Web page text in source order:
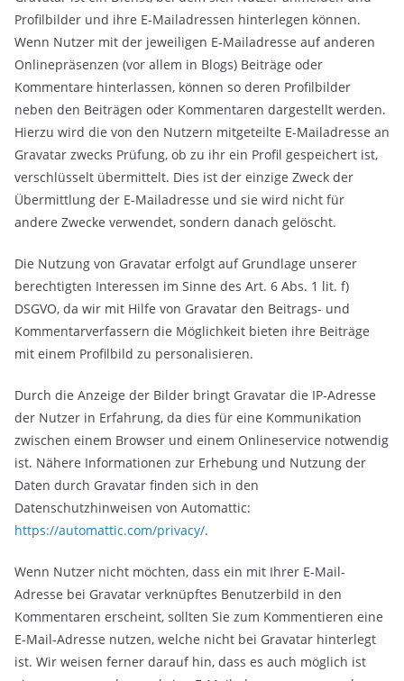
Profilbilder und ihre E-Mailadressen hinterlegen können.
Wenn Nutzer mit der jeweiligen E-Mailadresse auf anderen
Onlinepräsenzen (vor allem in Blogs) Beiträge oder
Kommentare hinterlassen, können so deren Profilbilder
neben den Beiträgen oder Kommentaren dargestellt werden.
Hierzu wird die von den Nutzern mitgeteilte E-Mailadresse an
Gravatar zwecks Prüfung, ob zu ihr ein Profil gespeichert ist,
verschlüsselt übermittelt. Dies ist der einzige Zweck der
Übermittlung der E-Mailadresse und sie wird nicht für
andere Zwecke verwendet, sondern danach gelöscht.
Die Nutzung von Gravatar erfolgt auf Grundlage unserer
berechtigten Interessen im Sinne des Art. 6 Abs. 1 lit. f)
DSGVO, da wir mit Hilfe von Gravatar den Beitrags- und
Kommentarverfassern die Möglichkeit bieten ihre Beiträge
mit einem Profilbild zu personalisieren.
Durch die Anzeige der Bilder bringt Gravatar die IP-Adresse
der Nutzer in Erfahrung, da dies für eine Kommunikation
zwischen einem Browser und einem Onlineservice notwendig
ist. Nähere Informationen zur Erhebung und Nutzung der
Daten durch Gravatar finden sich in den
Datenschutzhinweisen von Automattic:
https://automattic.com/privacy/.
Wenn Nutzer nicht möchten, dass ein mit Ihrer E-Mail-
Adresse bei Gravatar verknüpftes Benutzerbild in den
Kommentaren erscheint, sollten Sie zum Kommentieren eine
E-Mail-Adresse nutzen, welche nicht bei Gravatar hinterlegt
ist. Wir weisen ferner darauf hin, dass es auch möglich ist